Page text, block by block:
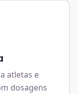
atletas e
dosagens